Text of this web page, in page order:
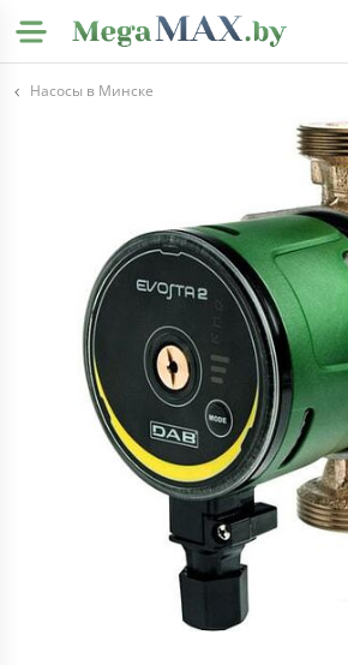
Насосы в Минске